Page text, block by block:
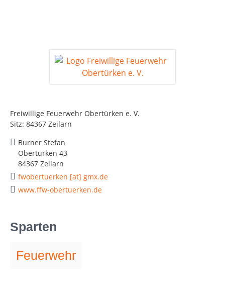
Freiwillige Feuerwehr Obertürken e. V.
Sitz: 84367 Zeilarn
Burner Stefan
Obertürken 43
84367 Zeilarn
fwobertuerken [at] gmx.de
www.ffw-obertuerken.de
Sparten
Feuerwehr